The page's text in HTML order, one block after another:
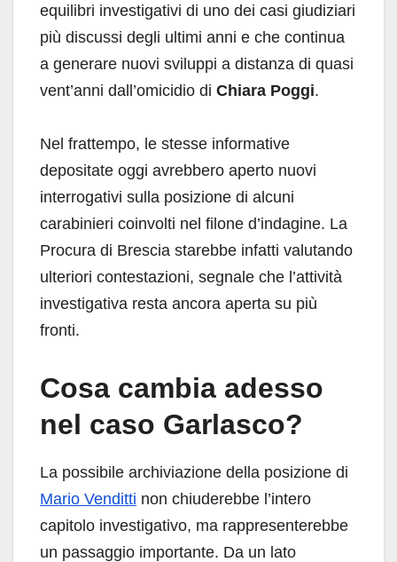
equilibri investigativi di uno dei casi giudiziari
più discussi degli ultimi anni e che continua
a generare nuovi sviluppi a distanza di quasi
vent’anni dall’omicidio di Chiara Poggi.
Nel frattempo, le stesse informative
depositate oggi avrebbero aperto nuovi
interrogativi sulla posizione di alcuni
carabinieri coinvolti nel filone d’indagine. La
Procura di Brescia starebbe infatti valutando
ulteriori contestazioni, segnale che l’attività
investigativa resta ancora aperta su più
fronti.
Cosa cambia adesso
nel caso Garlasco?
La possibile archiviazione della posizione di
Mario Venditti non chiuderebbe l’intero
capitolo investigativo, ma rappresenterebbe
un passaggio importante. Da un lato